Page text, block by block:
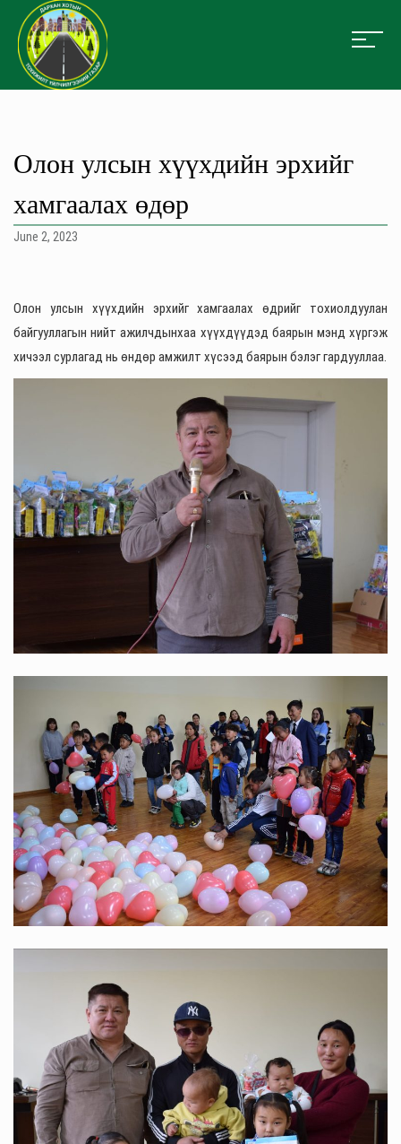
Олон улсын хүүхдийн эрхийг
хамгаалах өдөр
June 2, 2023
Олон улсын хүүхдийн эрхийг хамгаалах өдрийг тохиолдуулан
байгууллагын нийт ажилчдынхаа хүүхдүүдэд баярын мэнд хүргэж
хичээл сурлагад нь өндөр амжилт хүсээд баярын бэлэг гардууллаа.